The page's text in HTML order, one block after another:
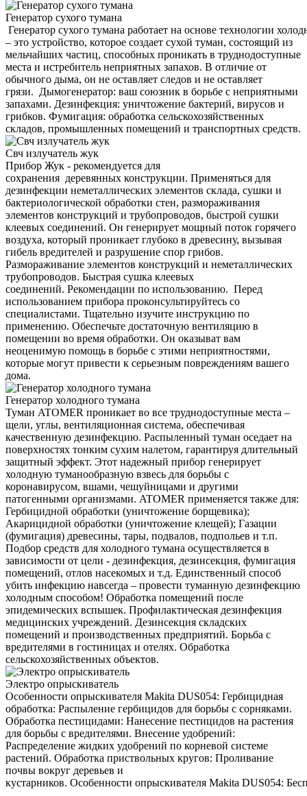
Генератор сухого тумана
Генератор сухого тумана работает на основе технологии
– это устройство, которое создает сухой туман, состоящий из
мельчайших частиц, способных проникать в труднодоступные
места и истребитель неприятных запахов. В отличие от
обычного дыма, он не оставляет следов и не оставляет
грязи. Дымогенератор: ваш союзник в борьбе с неприятными
запахами. Дезинфекция: уничтожение бактерий, вирусов и
грибков. Фумигация: обработка сельскохозяйственных
складов, промышленных помещений и транспортных средств.
Свч излучатель жук
Прибор Жук - рекомендуется для
сохранения деревянных конструкции. Применяться для
дезинфекции неметаллических элементов склада, сушки и
бактериологической обработки стен, размораживания
элементов конструкций и трубопроводов, быстрой сушки
клеевых соединений. Он генерирует мощный поток горячего
воздуха, который проникает глубоко в древесину, вызывая
гибель вредителей и разрушение спор грибов.
Размораживание элементов конструкций и неметаллических
трубопроводов. Быстрая сушка клеевых
соединений. Рекомендации по использованию. Перед
использованием прибора проконсультируйтесь со
специалистами. Тщательно изучите инструкцию по
применению. Обеспечьте достаточную вентиляцию в
помещении во время обработки. Он оказыват вам
неоценимую помощь в борьбе с этими неприятностями,
которые могут привести к серьезным повреждениям вашего
дома.
Генератор холодного тумана
Туман ATOMER проникает во все труднодоступные места –
щели, углы, вентиляционная система, обеспечивая
качественную дезинфекцию. Распыленный туман оседает на
поверхностях тонким сухим налетом, гарантируя длительный
защитный эффект. Этот надежный прибор генерирует
холодную туманообразную взвесь для борьбы с
коронавирусом, вшами, чешуйницами и другими
патогенными организмами. ATOMER применяется также для:
Гербицидной обработки (уничтожение борщевика);
Акарицидной обработки (уничтожение клещей); Газации
(фумигация) древесины, тары, подвалов, подпольев и т.п.
Подбор средств для холодного тумана осуществляется в
зависимости от цели - дезинфекция, дезинсекция, фумигация
помещений, отлов насекомых и т.д. Единственный способ
убить инфекцию навсегда – провести туманную дезинфекцию
холодным способом! Обработка помещений после
эпидемических вспышек. Профилактическая дезинфекция
медицинских учреждений. Дезинсекция складских
помещений и производственных предприятий. Борьба с
вредителями в гостиницах и отелях. Обработка
сельскохозяйственных объектов.
Электро опрыскиватель
Особенности опрыскивателя Makita DUS054: Гербицидная
обработка: Распыление гербицидов для борьбы с сорняками.
Обработка пестицидами: Нанесение пестицидов на растения
для борьбы с вредителями. Внесение удобрений:
Распределение жидких удобрений по корневой системе
растений. Обработка приствольных кругов: Проливание
почвы вокруг деревьев и
кустарников. Особенности опрыскивателя Makita DUS054: